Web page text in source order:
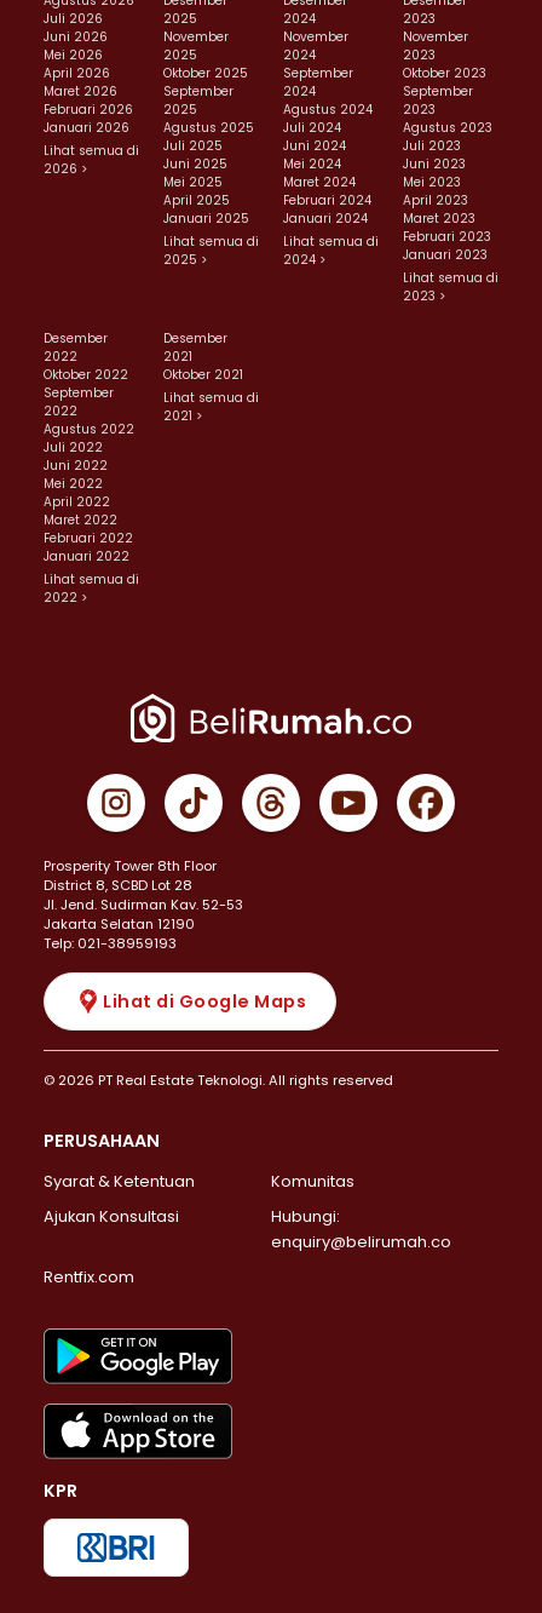
Juli 2026
Juni 2026
Mei 2026
April 2026
Maret 2026
Februari 2026
Januari 2026
Lihat semua di
2026 >
2025
November
2025
Oktober 2025
September
2025
Agustus 2025
Juli 2025
Juni 2025
Mei 2025
April 2025
Januari 2025
Lihat semua di
2025 >
2024
November
2024
September
2024
Agustus 2024
Juli 2024
Juni 2024
Mei 2024
Maret 2024
Februari 2024
Januari 2024
Lihat semua di
2024 >
2023
November
2023
Oktober 2023
September
2023
Agustus 2023
Juli 2023
Juni 2023
Mei 2023
April 2023
Maret 2023
Februari 2023
Januari 2023
Lihat semua di
2023 >
Desember
2022
Oktober 2022
September
2022
Agustus 2022
Juli 2022
Juni 2022
Mei 2022
April 2022
Maret 2022
Februari 2022
Januari 2022
Lihat semua di
2022 >
Desember
2021
Oktober 2021
Lihat semua di
2021 >
Prosperity Tower 8th Floor
District 8, SCBD Lot 28
JI. Jend. Sudirman Kav. 52-53
Jakarta Selatan 12190
Telp: 021-38959193
Lihat di Google Maps
© 2026 PT Real Estate Teknologi. All rights reserved
PERUSAHAAN
Syarat & Ketentuan
Komunitas
Ajukan Konsultasi
Hubungi:
enquiry@belirumah.co
Rentfix.com
KPR